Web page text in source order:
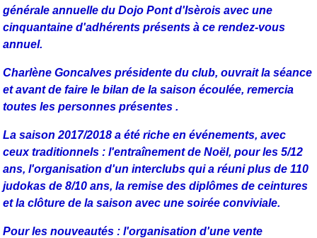
générale annuelle du Dojo Pont d'Isèrois avec une
cinquantaine d'adhérents présents à ce rendez-vous
annuel.
Charlène Goncalves présidente du club, ouvrait la séance
et avant de faire le bilan de la saison écoulée, remercia
toutes les personnes présentes .
La saison 2017/2018 a été riche en événements, avec
ceux traditionnels : l'entraînement de Noël, pour les 5/12
ans, l'organisation d'un interclubs qui a réuni plus de 110
judokas de 8/10 ans, la remise des diplômes de ceintures
et la clôture de la saison avec une soirée conviviale.
Pour les nouveautés : l'organisation d'une vente